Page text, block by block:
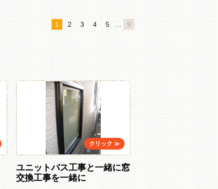
1 2 3 4 5 9
ユニットバス工事と一緒に窓
交換工事を一緒に